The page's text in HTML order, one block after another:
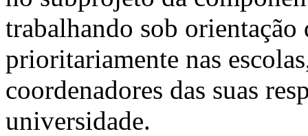
trabalhando sob orientação
prioritariamente nas
coordenadores das suas
universidade.